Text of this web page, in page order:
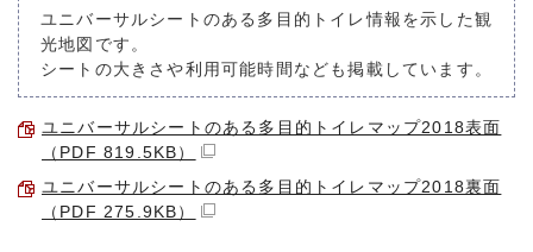
ユニバーサルシートのある多目的トイレ情報を示した観
光地図です。
シートの大きさや利用可能時間なども掲載しています。
ユニバーサルシートのある多目的トイレマップ2018表面
（PDF 819.5KB）
ユニバーサルシートのある多目的トイレマップ2018裏面
（PDF 275.9KB）